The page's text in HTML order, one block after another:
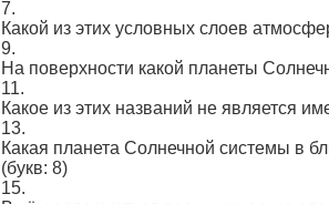
7.
Какой из этих условных слоев
9.
На поверхности какой планеты
11.
Какое из этих названий не является
13.
Какая планета Солнечной системы в
(букв: 8)
15.